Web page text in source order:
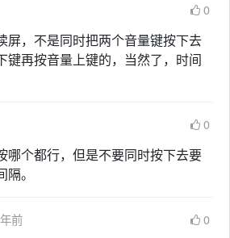
0
屏，不是同时把两个音量键按下去
键再按音量上键的，当然了，时间
0
哪个都行，但是不要同时按下去要
。
前 0